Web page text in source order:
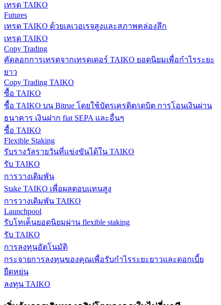
กลยุทธ์การซื้อขาย
เรียนรู้วิธีการรักษาผลกำไร
ได้รับ
เทรด TAIKO
Futures
เทรด TAIKO ด้วยเลเวอเรจสูงและสภาพคล่องลึก
เทรด TAIKO
Copy Trading
คัดลอกการเทรดจากเทรดเดอร์ TAIKO ยอดนิยมเพื่อกำไรระยะ
ยาว
Copy Trading TAIKO
ซื้อ TAIKO
ซื้อ TAIKO บน Bitrue โดยใช้บัตรเครดิต/เดบิต การโอนเงินผ่าน
ธนาคาร เงินฝาก fiat SEPA และอื่นๆ
ซื้อ TAIKO
Flexible Staking
รับรางวัลรายวันที่แข่งขันได้ใน TAIKO
รับ TAIKO
การวางเดิมพัน
Stake TAIKO เพื่อผลตอบแทนสูง
การวางเดิมพัน TAIKO
Launchpool
รับโทเค็นยอดนิยมผ่าน flexible staking
รับ TAIKO
การลงทุนอัตโนมัติ
กระจายการลงทุนของคุณเพื่อรับกำไรระยะยาวและดอกเบี้ย
ยืดหยุ่น
ลงทุน TAIKO